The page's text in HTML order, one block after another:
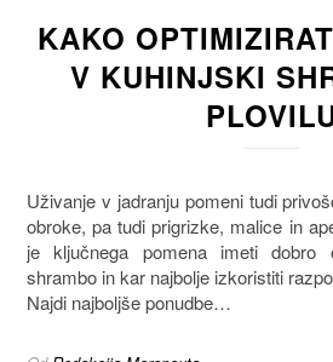
KAKO
V KUHINJSKI
Uživanje v jadranju pomeni tudi privoščiti si zdrave in okusne
obroke, pa tudi prigrizke, malice in
je ključnega pomena imeti dobro
shrambo in kar najbolje izkoristiti
Najdi najboljše ponudbe…